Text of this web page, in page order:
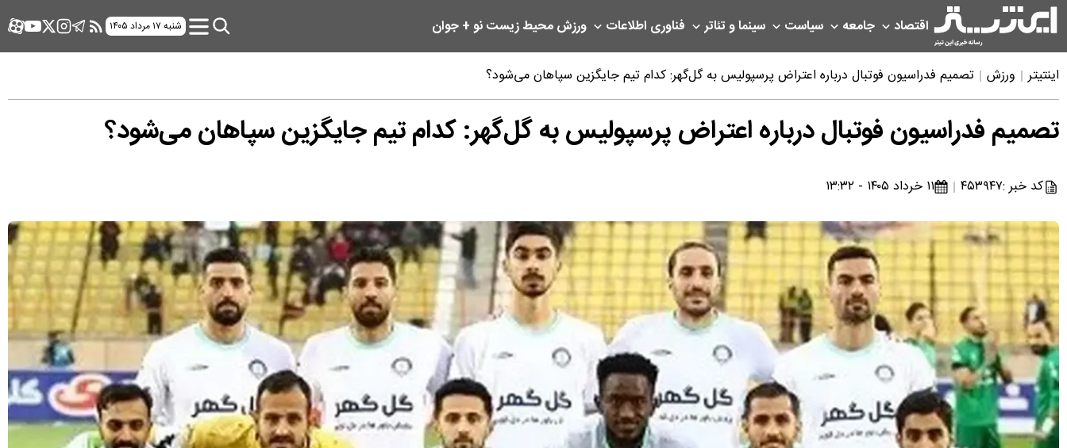
اقتصاد جامعه سیاست سینما و تئاتر فناوری اطلاعات ورزشمحیط زیستنو + جوان شنبه ۱۷ مرداد ۱۴۰۵
اینتیتر ورزش تصمیم فدراسیون فوتبال درباره اعتراض پرسپولیس به گل‌گهر: کدام تیم جایگزین سپاهان می‌شود؟
تصمیم فدراسیون فوتبال درباره اعتراض پرسپولیس به گل‌گهر: کدام تیم جایگزین سپاهان می‌شود؟
کد خبر :۴۵۳۹۴۷ ۱۱ خرداد ۱۴۰۵ - ۱۳:۳۲